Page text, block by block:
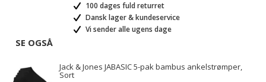
100 dages fuld returret
Dansk lager & kundeservice
Vi sender alle ugens dage
SE OGSÅ
Jack & Jones JABASIC 5-pak bambus ankelstrømper,
Sort